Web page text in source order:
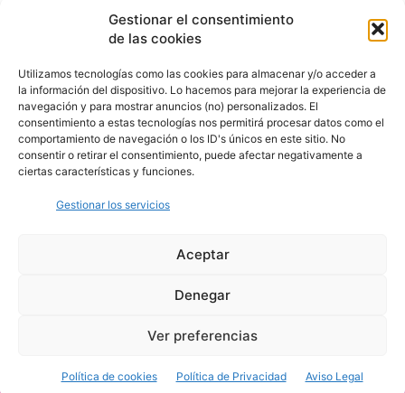
Gestionar el consentimiento
de las cookies
Utilizamos tecnologías como las cookies para almacenar y/o acceder a
la información del dispositivo. Lo hacemos para mejorar la experiencia de
navegación y para mostrar anuncios (no) personalizados. El
consentimiento a estas tecnologías nos permitirá procesar datos como el
comportamiento de navegación o los ID's únicos en este sitio. No
consentir o retirar el consentimiento, puede afectar negativamente a
ciertas características y funciones.
Gestionar los servicios
Aceptar
Denegar
Ver preferencias
Política de cookies Política de Privacidad Aviso Legal